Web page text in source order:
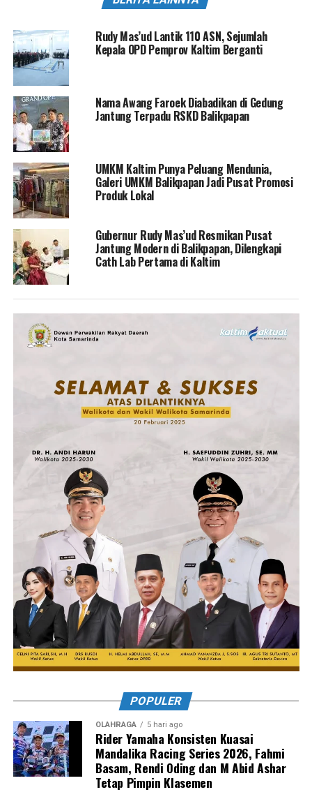
Rudy Mas’ud Lantik 110 ASN, Sejumlah
Kepala OPD Pemprov Kaltim Berganti
Nama Awang Faroek Diabadikan di Gedung
Jantung Terpadu RSKD Balikpapan
UMKM Kaltim Punya Peluang Mendunia,
Galeri UMKM Balikpapan Jadi Pusat Promosi
Produk Lokal
Gubernur Rudy Mas’ud Resmikan Pusat
Jantung Modern di Balikpapan, Dilengkapi
Cath Lab Pertama di Kaltim
POPULER
OLAHRAGA 5 hari ago
Rider Yamaha Konsisten Kuasai
Mandalika Racing Series 2026, Fahmi
Basam, Rendi Oding dan M Abid Ashar
Tetap Pimpin Klasemen